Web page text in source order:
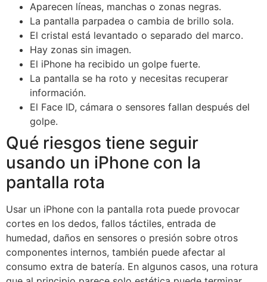
Aparecen líneas, manchas o zonas negras.
La pantalla parpadea o cambia de brillo sola.
El cristal está levantado o separado del marco.
Hay zonas sin imagen.
El iPhone ha recibido un golpe fuerte.
La pantalla se ha roto y necesitas recuperar
información.
El Face ID, cámara o sensores fallan después del
golpe.
Qué riesgos tiene seguir
usando un iPhone con la
pantalla rota
Usar un iPhone con la pantalla rota puede provocar
cortes en los dedos, fallos táctiles, entrada de
humedad, daños en sensores o presión sobre otros
componentes internos, también puede afectar al
consumo extra de batería. En algunos casos, una rotura